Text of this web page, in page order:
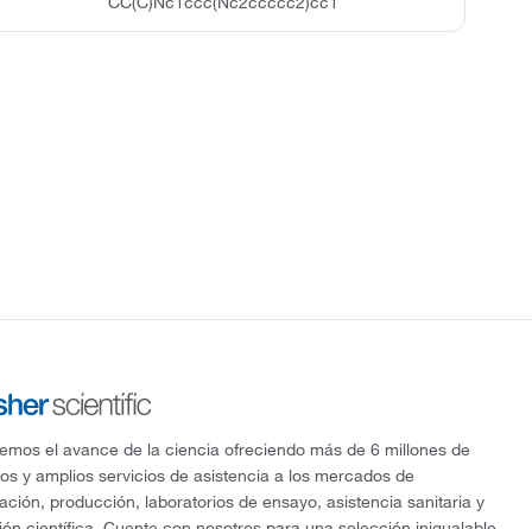
el avance de la ciencia ofreciendo más de 6 millones de
y amplios servicios de asistencia a los mercados de
producción, laboratorios de ensayo, asistencia sanitaria y